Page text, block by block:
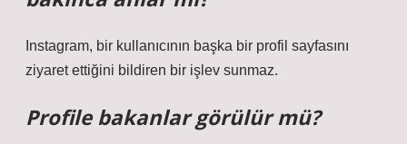
Instagram, bir kullanıcının başka bir profil sayfasını
ziyaret ettiğini bildiren bir işlev sunmaz.
Profile bakanlar görülür mü?